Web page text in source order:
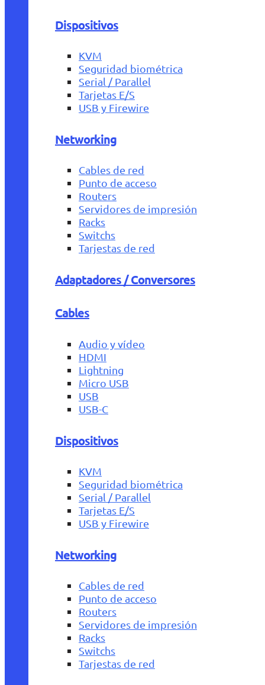
Dispositivos
KVM
Seguridad biométrica
Serial / Parallel
Tarjetas E/S
USB y Firewire
Networking
Cables de red
Punto de acceso
Routers
Servidores de impresión
Racks
Switchs
Tarjestas de red
Adaptadores / Conversores
Cables
Audio y vídeo
HDMI
Lightning
Micro USB
USB
USB-C
Dispositivos
KVM
Seguridad biométrica
Serial / Parallel
Tarjetas E/S
USB y Firewire
Networking
Cables de red
Punto de acceso
Routers
Servidores de impresión
Racks
Switchs
Tarjestas de red